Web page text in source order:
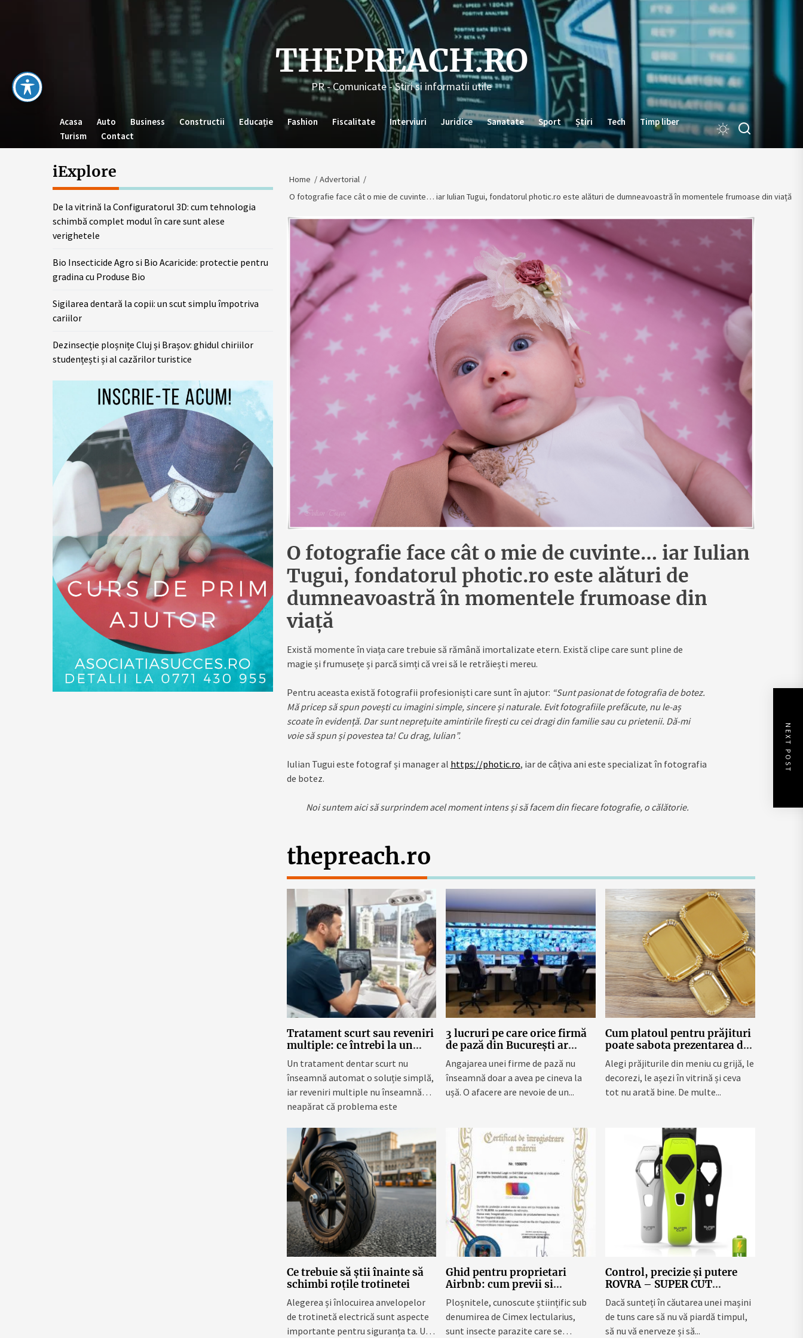
THEPREACH.RO
PR - Comunicate - Stiri si informatii utile
Acasa Auto Business Constructii Educație Fashion Fiscalitate Interviuri Juridice Sanatate Sport Știri Tech
Timp liber
Turism
Contact
Home
Advertorial
O fotografie face cât o mie de cuvinte… iar Iulian Tugui, fondatorul photic.ro este alături de dumneavoastră în momentele frumoase din viață
O fotografie face cât o mie de cuvinte… iar Iulian
Tugui, fondatorul photic.ro este alături de
dumneavoastră în momentele frumoase din
viață
Există momente în viața care trebuie să rămână imortalizate etern. Există clipe care sunt pline de
magie și frumusețe și parcă simți că vrei să le retrăiești mereu.
Pentru aceasta există fotografii profesioniști care sunt în ajutor: “Sunt pasionat de fotografia de botez.
Mă pricep să spun povești cu imagini simple, sincere și naturale. Evit fotografiile prefăcute, nu le-aș
scoate în evidență. Dar sunt neprețuite amintirile firești cu cei dragi din familie sau cu prietenii. Dă-mi
voie să spun și povestea ta! Cu drag, Iulian”.
Iulian Tugui este fotograf și manager al https://photic.ro, iar de câțiva ani este specializat în fotografia
de botez.
Noi suntem aici să surprindem acel moment intens și să facem din fiecare fotografie, o călătorie.
NEXT POST
thepreach.ro
Tratament scurt sau reveniri
multiple: ce întrebi la un
cabinet dentar din Piața
Romană
Un tratament dentar scurt nu
înseamnă automat o soluție simplă,
iar reveniri multiple nu înseamnă
neapărat că problema este
3 lucruri pe care orice firmă
de pază din București ar
trebui să le ofere unei afaceri
Angajarea unei firme de pază nu
înseamnă doar a avea pe cineva la
ușă. O afacere are nevoie de un...
Cum platoul pentru prăjituri
poate sabota prezentarea din
vitrina cofetăriei fără să-ți
dai seama
Alegi prăjiturile din meniu cu grijă, le
decorezi, le așezi în vitrină și ceva
tot nu arată bine. De multe...
Ce trebuie să știi înainte să
schimbi roțile trotinetei
Alegerea și înlocuirea anvelopelor
de trotinetă electrică sunt aspecte
importante pentru siguranța ta. Un
Ghid pentru proprietari
Airbnb: cum previi si
combati ploșnitele cu o
firma profesionala
Ploșnitele, cunoscute științific sub
denumirea de Cimex lectularius,
sunt insecte parazite care se
Control, precizie și putere
ROVRA – SUPER CUT
explicată pe înțelesul dvs.
Dacă sunteți în căutarea unei mașini
de tuns care să nu vă piardă timpul,
să nu vă enerveze și să...
iExplore
De la vitrină la Configuratorul 3D: cum tehnologia
schimbă complet modul în care sunt alese
verighetele
Bio Insecticide Agro si Bio Acaricide: protectie pentru
gradina cu Produse Bio
Sigilarea dentară la copii: un scut simplu împotriva
cariilor
Dezinsecție ploșnițe Cluj și Brașov: ghidul chiriilor
studențești și al cazărilor turistice